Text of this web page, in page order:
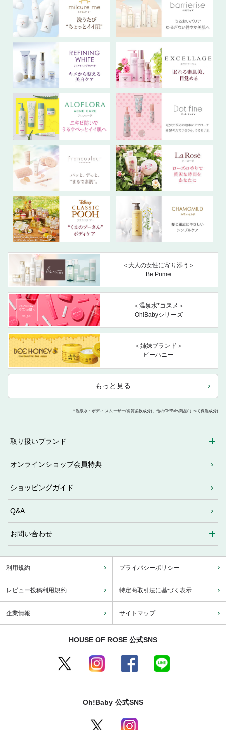
＜大人の女性に寄り添う＞
Be Prime
＜温泉水*コスメ＞
Oh!Babyシリーズ
＜姉妹ブランド＞
ビーハニー
もっと見る
* 温泉水：ボディ スムーザー(角質柔軟成分)、他のOh!Baby商品(すべて保湿成分)
取り扱いブランド
オンラインショップ会員特典
ショッピングガイド
Q&A
お問い合わせ
利用規約 プライバシーポリシー
レビュー投稿利用規約 特定商取引法に基づく表示
企業情報 サイトマップ
HOUSE OF ROSE 公式SNS
Oh!Baby 公式SNS